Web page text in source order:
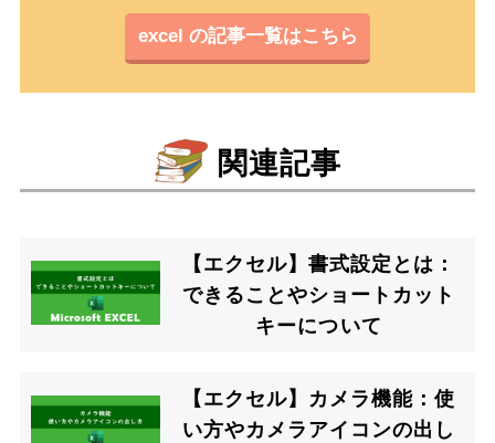
excel の記事一覧はこちら
関連記事
【エクセル】書式設定とは：
できることやショートカット
キーについて
【エクセル】カメラ機能：使
い方やカメラアイコンの出し